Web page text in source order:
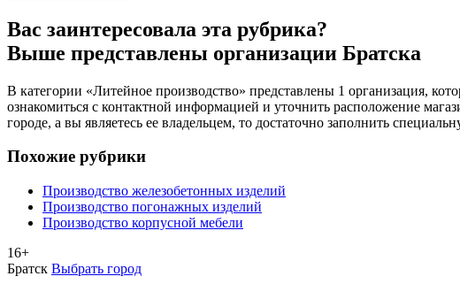
Вас заинтересовала эта рубрика?
Выше представлены организации Братска
В категории «Литейное производство» представлены 1 организация,
ознакомиться с контактной информацией и уточнить расположение
городе, а вы являетесь ее владельцем, то достаточно заполнить
Похожие рубрики
Производство железобетонных изделий
Производство погонажных изделий
Производство корпусной мебели
16+
Братск Выбрать город